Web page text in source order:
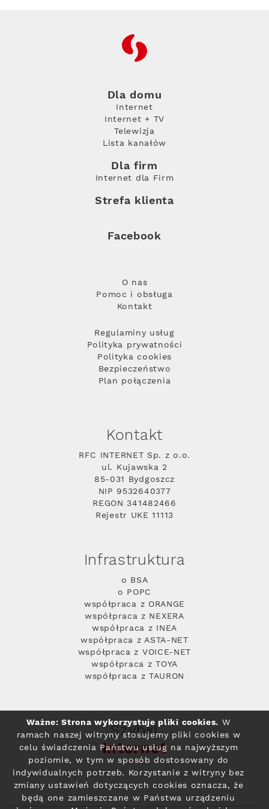
RFC
Dla domu
Internet
Internet + TV
Telewizja
Lista kanałów
Dla firm
Internet dla Firm
Strefa klienta
Facebook
O nas
Pomoc i obsługa
Kontakt
Regulaminy usług
Polityka prywatności
Polityka cookies
Bezpieczeństwo
Plan połączenia
Kontakt
RFC INTERNET Sp. z o.o.
ul. Kujawska 2
85-031 Bydgoszcz
NIP 9532640377
REGON 341482466
Rejestr UKE 11113
Infrastruktura
o BSA
o POPC
współpraca z ORANGE
współpraca z NEXERA
współpraca z INEA
współpraca z ASTA-NET
współpraca z VOICE-NET
współpraca z TOYA
współpraca z TAURON
Szybki
Internet
Ważne: Strona wykorzystuje pliki cookies. W
ramach naszej witryny stosujemy pliki cookies w
celu świadczenia Państwu usług na najwyższym
poziomie, w tym w sposób dostosowany do
indywidualnych potrzeb. Korzystanie z witryny bez
zmiany ustawień dotyczących cookies oznacza, że
będą one zamieszczane w Państwa urządzeniu